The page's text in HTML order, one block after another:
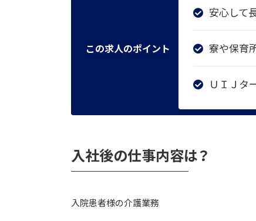
この求人のポイント
安心して
寮や保育
ＵＩＪタ
入社後の仕事内容は？
入院患者様の介護業務